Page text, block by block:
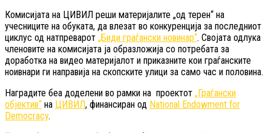
Комисијата на ЦИВИЛ реши материјалите „од терен“ на
учесниците на обуката, да влезат во конкуренција за последниот
циклус од натпреварот „Биди граѓански новинар“. Својата одлука
членовите на комисијата ја образложија со потребата за
доработка на видео материјалот и приказните кои граѓанските
ноивнари ги направија на скопските улици за само час и половина.
Наградите беа доделени во рамки на проектот „Граѓански
објектив“ на ЦИВИЛ, финансиран од National Endowment for
Democracy.